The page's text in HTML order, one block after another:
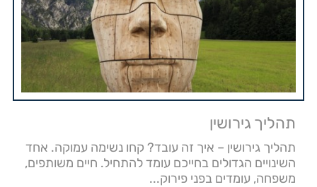
תהליך גירושין
תהליך גירושין – איך זה עובד? קחו נשימה עמוקה. אחד
השינויים הגדולים בחייכם עומד להתחיל. חיים משותפים,
משפחה, עומדים בפני פירוק...